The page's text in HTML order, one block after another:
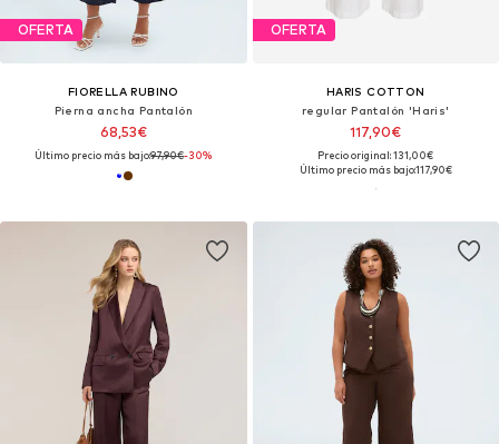
OFERTA
FIORELLA RUBINO
Pierna ancha Pantalón
68,53€
Último precio más bajo:97,90€-30%
OFERTA
HARIS COTTON
regular Pantalón 'Haris'
117,90€
Precio original: 131,00€
Último precio más bajo:117,90€